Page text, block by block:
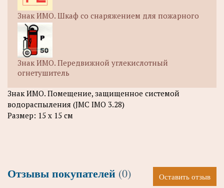
Знак ИМО. Шкаф со снаряжением для пожарного
Знак ИМО. Передвижной углекислотный
огнетушитель
Знак ИМО. Помещение, защищенное системой
водораспыления (JMC IMO 3.28)
Размер: 15 х 15 см
Отзывы покупателей (0) Оставить отзыв